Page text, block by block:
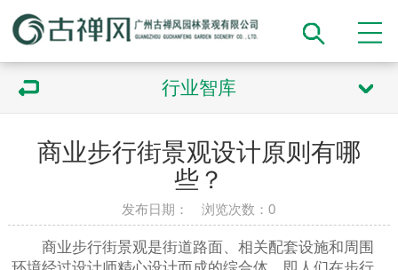
行业智库
商业步行街景观设计原则有哪
些？
发布日期： 浏览次数：0
商业步行街景观是街道路面、相关配套设施和周围